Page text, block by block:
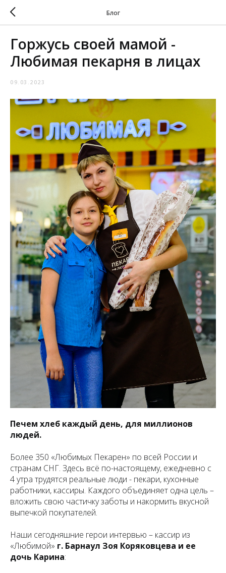
Блог
Горжусь своей мамой -
Любимая пекарня в лицах
09.03.2023
Печем хлеб каждый день, для миллионов
людей.
Более 350 «Любимых Пекарен» по всей России и
странам СНГ. Здесь всё по-настоящему, ежедневно с
4 утра трудятся реальные люди - пекари, кухонные
работники, кассиры. Каждого объединяет одна цель –
вложить свою частичку заботы и накормить вкусной
выпечкой покупателей.
Наши сегодняшние герои интервью – кассир из
«Любимой» г. Барнаул Зоя Коряковцева и ее
дочь Карина: